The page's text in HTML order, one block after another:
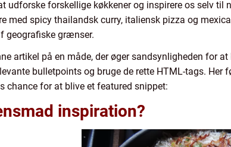
udforske forskellige køkkener og inspirere os selv til
med spicy thailandsk curry, italiensk pizza og
geografiske grænser.
artikel på en måde, der øger sandsynligheden for
bulletpoints og bruge de rette HTML-tags.
chance for at blive et featured snippet:
inspiration?